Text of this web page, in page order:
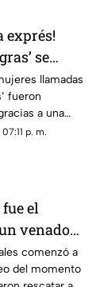
exprés!
se
llamadas
fueron
a una
reveló que
p. m.
fue el
venado
encomenzó a
del momento